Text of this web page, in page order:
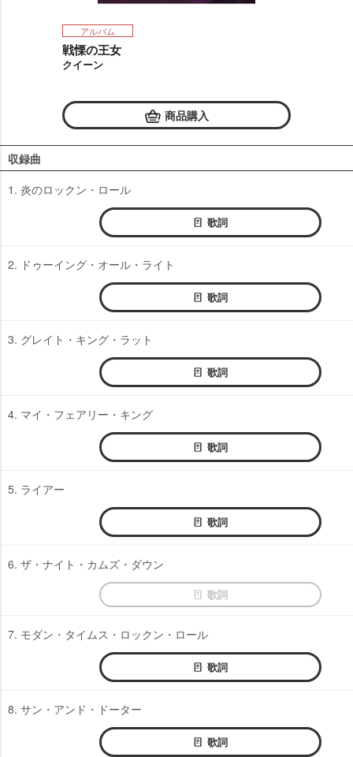
アルバム
戦慄の王女
クイーン
商品購入
収録曲
1. 炎のロックン・ロール
歌詞
2. ドゥーイング・オール・ライト
歌詞
3. グレイト・キング・ラット
歌詞
4. マイ・フェアリー・キング
歌詞
5. ライアー
歌詞
6. ザ・ナイト・カムズ・ダウン
歌詞
7. モダン・タイムス・ロックン・ロール
歌詞
8. サン・アンド・ドーター
歌詞